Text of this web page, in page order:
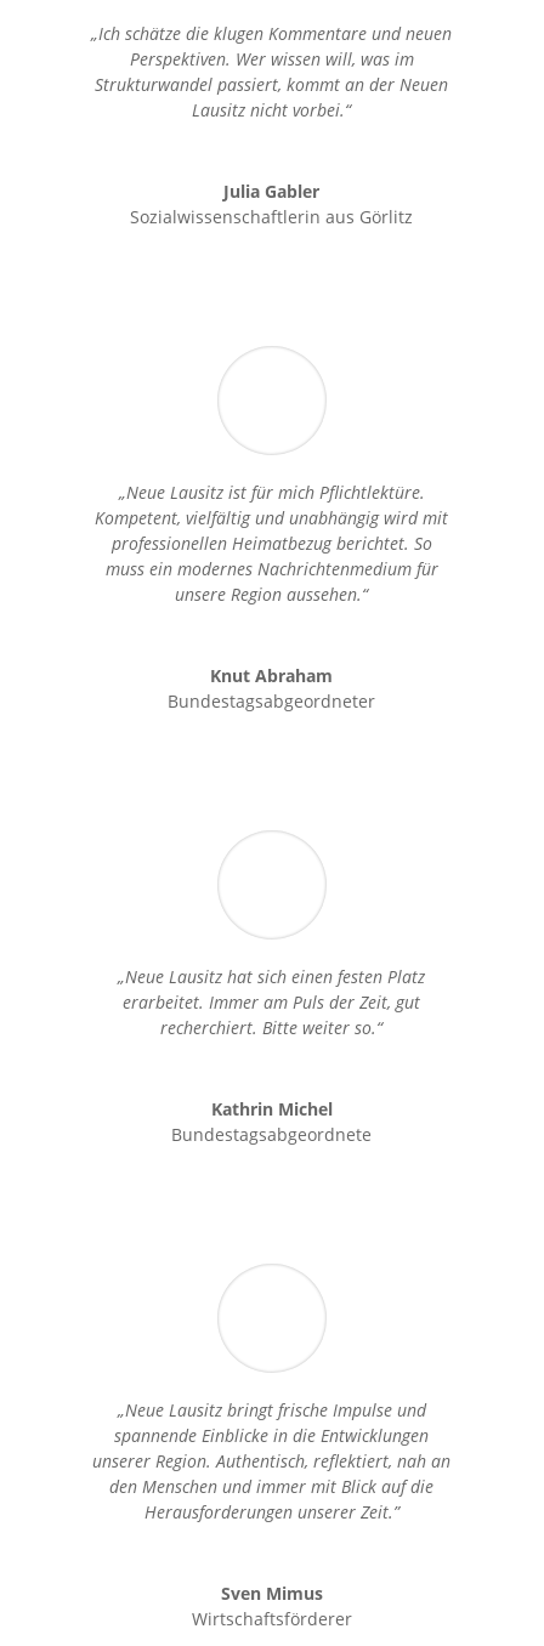
„Ich schätze die klugen Kommentare und neuen
Perspektiven. Wer wissen will, was im
Strukturwandel passiert, kommt an der Neuen
Lausitz nicht vorbei.“
Julia Gabler
Sozialwissenschaftlerin aus Görlitz
„Neue Lausitz ist für mich Pflichtlektüre.
Kompetent, vielfältig und unabhängig wird mit
professionellen Heimatbezug berichtet. So
muss ein modernes Nachrichtenmedium für
unsere Region aussehen.“
Knut Abraham
Bundestagsabgeordneter
„Neue Lausitz hat sich einen festen Platz
erarbeitet. Immer am Puls der Zeit, gut
recherchiert. Bitte weiter so.“
Kathrin Michel
Bundestagsabgeordnete
„Neue Lausitz bringt frische Impulse und
spannende Einblicke in die Entwicklungen
unserer Region. Authentisch, reflektiert, nah an
den Menschen und immer mit Blick auf die
Herausforderungen unserer Zeit.”
Sven Mimus
Wirtschaftsförderer